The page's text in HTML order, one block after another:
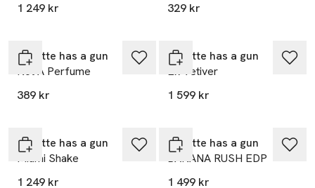
1 249 kr
329 kr
Juliette has a gun
Not A Perfume
389 kr
Juliette has a gun
Ex Vetiver
1 599 kr
Juliette has a gun
Miami Shake
1 249 kr
Juliette has a gun
BANANA RUSH EDP
1 499 kr